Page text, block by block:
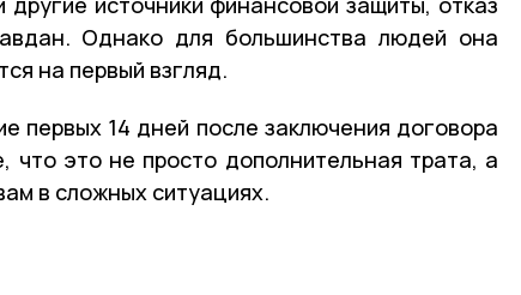
Однако для большинства людей она
на первый взгляд.
первых 14 дней после заключения договора
это не просто дополнительная трата, а
в сложных ситуациях.